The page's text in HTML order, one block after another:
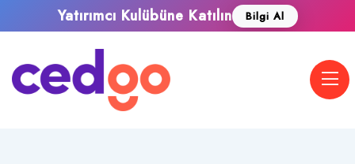
Yatırımcı Kulübüne Katılın Bilgi Al